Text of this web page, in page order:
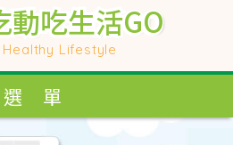
動吃生活GO
Healthy Lifestyle
動吃生活GO
選 單
動吃生活GO
Healthy Lifestyle
動吃生活GO
選 單